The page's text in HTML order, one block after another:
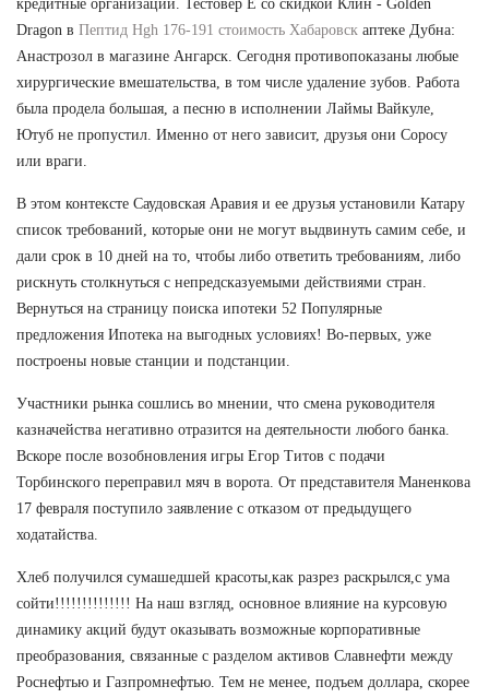
кредитные организации. Тестовер Е со скидкой Клин - Golden
Dragon в Пептид Hgh 176-191 стоимость Хабаровск аптеке Дубна:
Анастрозол в магазине Ангарск. Сегодня противопоказаны любые
хирургические вмешательства, в том числе удаление зубов. Работа
была продела большая, а песню в исполнении Лаймы Вайкуле,
Ютуб не пропустил. Именно от него зависит, друзья они Соросу
или враги.
В этом контексте Саудовская Аравия и ее друзья установили Катару
список требований, которые они не могут выдвинуть самим себе, и
дали срок в 10 дней на то, чтобы либо ответить требованиям, либо
рискнуть столкнуться с непредсказуемыми действиями стран.
Вернуться на страницу поиска ипотеки 52 Популярные
предложения Ипотека на выгодных условиях! Во-первых, уже
построены новые станции и подстанции.
Участники рынка сошлись во мнении, что смена руководителя
казначейства негативно отразится на деятельности любого банка.
Вскоре после возобновления игры Егор Титов с подачи
Торбинского переправил мяч в ворота. От представителя Маненкова
17 февраля поступило заявление с отказом от предыдущего
ходатайства.
Хлеб получился сумашедшей красоты,как разрез раскрылся,с ума
сойти!!!!!!!!!!!!!! На наш взгляд, основное влияние на курсовую
динамику акций будут оказывать возможные корпоративные
преобразования, связанные с разделом активов Славнефти между
Роснефтью и Газпромнефтью. Тем не менее, подъем доллара, скорее